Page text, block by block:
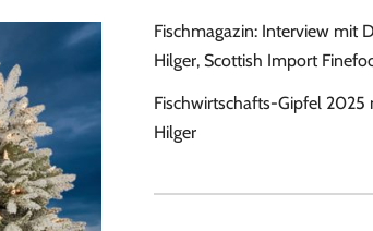
Fischmagazin: Interview mit
Hilger, Scottish Import
Fischwirtschafts-Gipfel 2025
Hilger